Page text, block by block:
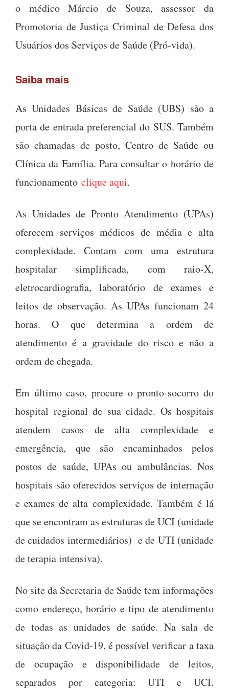
o médico Márcio de Souza, assessor da
Promotoria de Justiça Criminal de Defesa dos
Usuários dos Serviços de Saúde (Pró-vida).
Saiba mais
As Unidades Básicas de Saúde (UBS) são a
porta de entrada preferencial do SUS. Também
são chamadas de posto, Centro de Saúde ou
Clínica da Família. Para consultar o horário de
funcionamento clique aqui.
As Unidades de Pronto Atendimento (UPAs)
oferecem serviços médicos de média e alta
complexidade. Contam com uma estrutura
hospitalar simplificada, com raio-X,
eletrocardiografia, laboratório de exames e
leitos de observação. As UPAs funcionam 24
horas. O que determina a ordem de
atendimento é a gravidade do risco e não a
ordem de chegada.
Em último caso, procure o pronto-socorro do
hospital regional de sua cidade. Os hospitais
atendem casos de alta complexidade e
emergência, que são encaminhados pelos
postos de saúde, UPAs ou ambulâncias. Nos
hospitais são oferecidos serviços de internação
e exames de alta complexidade. Também é lá
que se encontram as estruturas de UCI (unidade
de cuidados intermediários) e de UTI (unidade
de terapia intensiva).
No site da Secretaria de Saúde tem informações
como endereço, horário e tipo de atendimento
de todas as unidades de saúde. Na sala de
situação da Covid-19, é possível verificar a taxa
de ocupação e disponibilidade de leitos,
separados por categoria: UTI e UCI.